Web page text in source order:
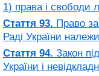
1) права і свободи
Стаття 93. Право
Раді України
Стаття 94. Закон
України і